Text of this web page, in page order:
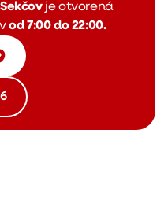
je otvorená
od 7:00 do 22:00.